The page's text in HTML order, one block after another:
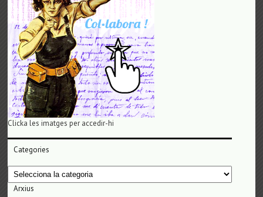
Clicka les imatges per accedir-hi
Categories
Categories
Arxius